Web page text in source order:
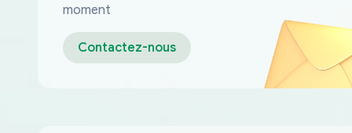
moment
Contactez-nous